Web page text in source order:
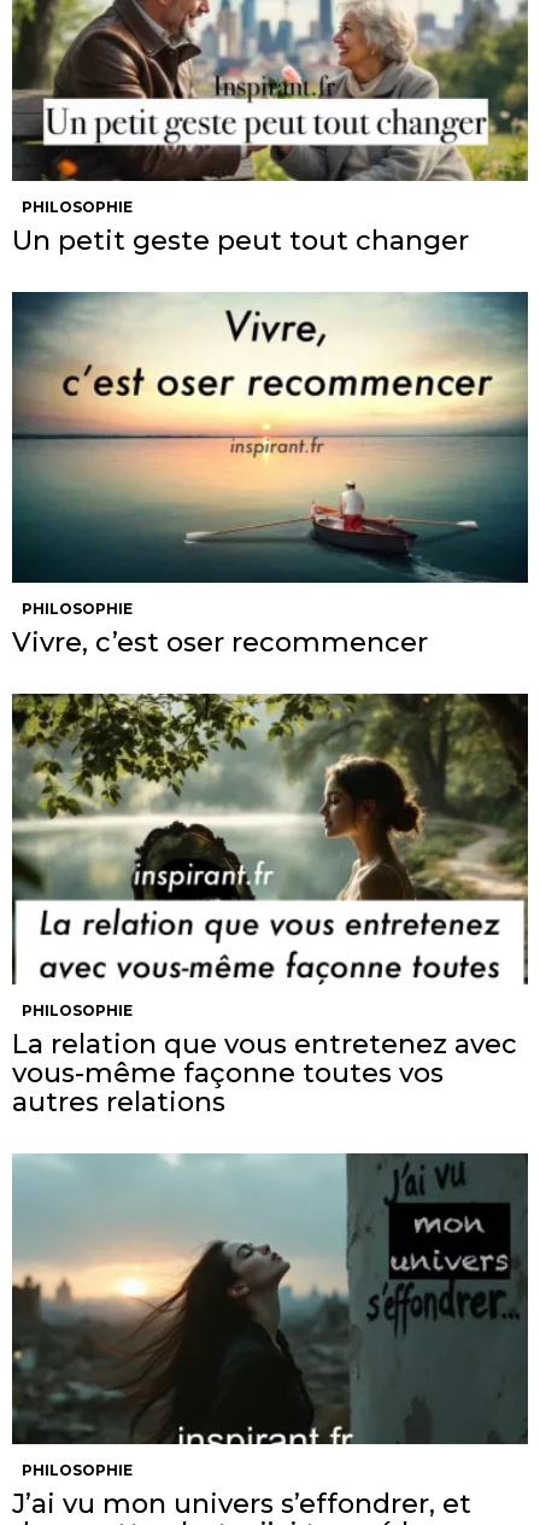
PHILOSOPHIE
Un petit geste peut tout changer
PHILOSOPHIE
Vivre, c’est oser recommencer
PHILOSOPHIE
La relation que vous entretenez avec
vous-même façonne toutes vos
autres relations
PHILOSOPHIE
J’ai vu mon univers s’effondrer, et